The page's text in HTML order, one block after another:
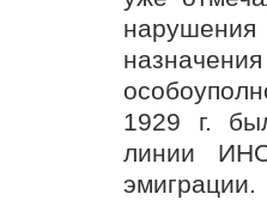
1929 г.
линии